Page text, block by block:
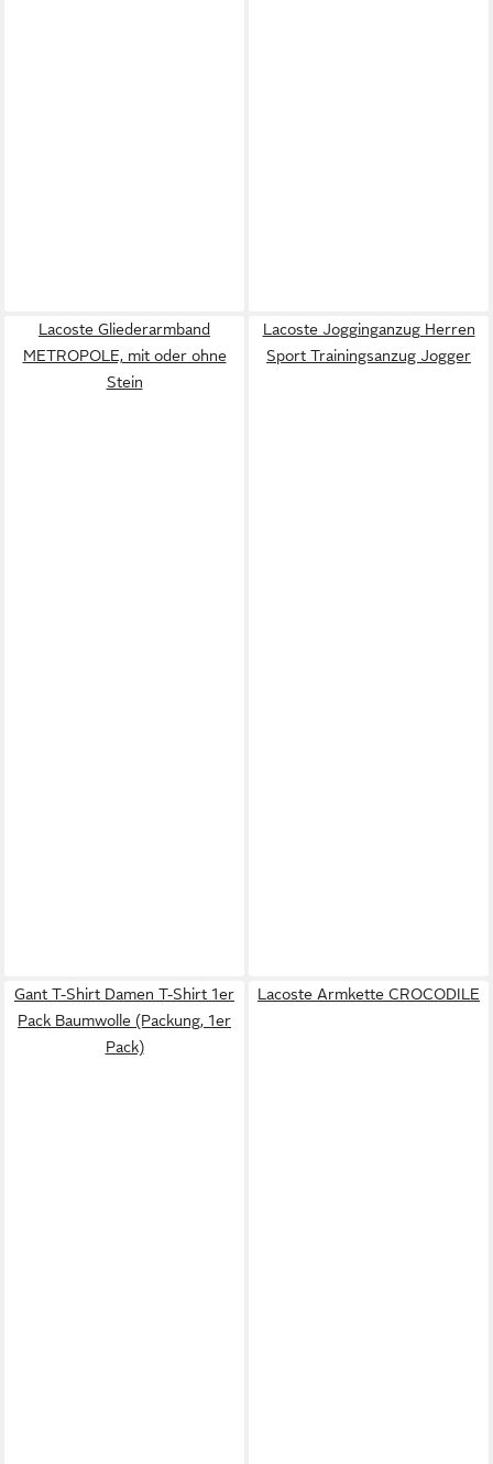
Lacoste Gliederarmband
METROPOLE, mit oder ohne
Stein
Lacoste Jogginganzug Herren
Sport Trainingsanzug Jogger
Gant T-Shirt Damen T-Shirt 1er
Pack Baumwolle (Packung, 1er
Pack)
Lacoste Armkette CROCODILE